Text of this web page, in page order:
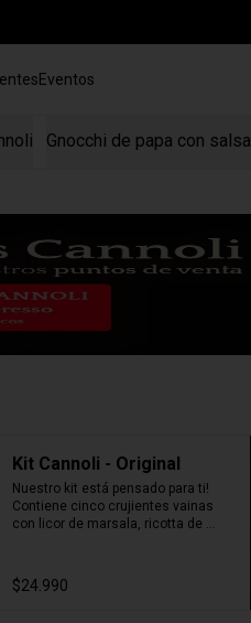
Eventos
Gnocchi de papa con salsa
Kit Cannoli - Original
Nuestro kit está pensado para ti!
Contiene cinco crujientes vainas
con licor de marsala, ricotta de
confitada, marrasquino, pistacho y
una exquisita crema de pistacho.
$24.990